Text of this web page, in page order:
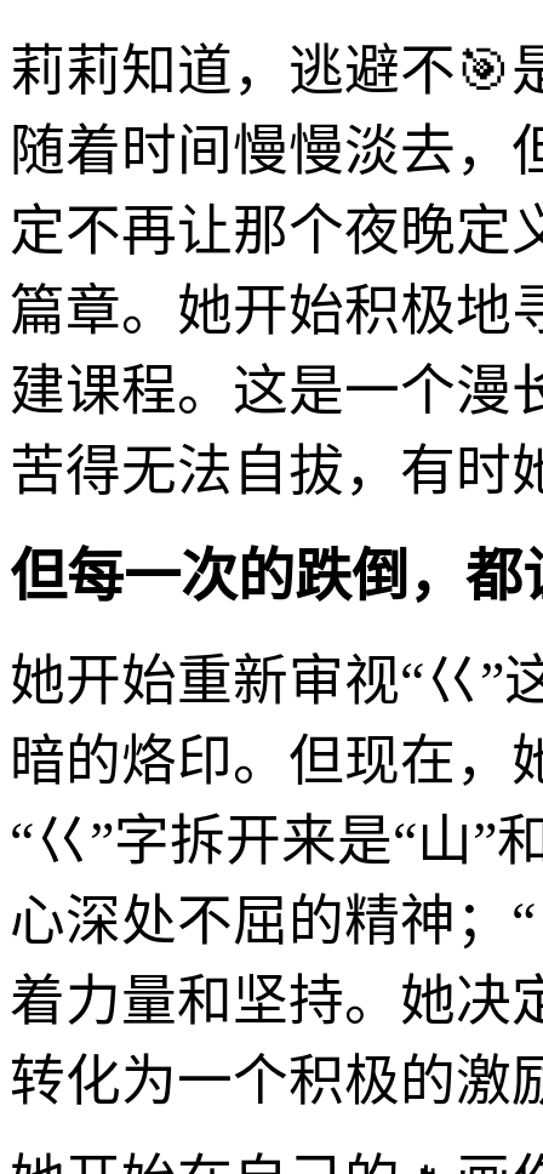
莉莉知道，逃避不🎯
随着时间慢慢淡去，
定不再让那个夜晚定
篇章。她开始积极地
建课程。这是一个漫
苦得无法自拔，有时
但每一次的跌倒，
她开始重新审视“巜”
暗的烙印。但现在，
“巜”字拆开来是“山”
心深处不屈的精神；
着力量和坚持。她决
转化为一个积极的激